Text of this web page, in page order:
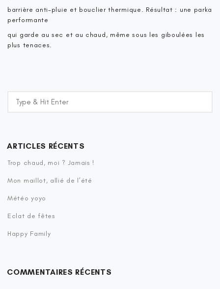
barrière anti-pluie et bouclier thermique. Résultat : une parka
performante
qui garde au sec et au chaud, même sous les giboulées les
plus tenaces.
ARTICLES RÉCENTS
Trop chaud, moi ? Jamais !
Mon maillot, allié de l’été
Météo yoyo
Eclat de fêtes
Happy Family
COMMENTAIRES RÉCENTS